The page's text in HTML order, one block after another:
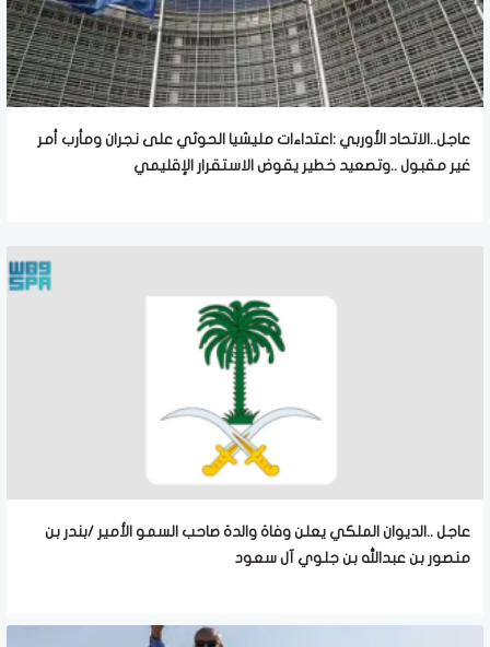
عاجل..الاتحاد الأوربي :اعتداءات مليشيا الحوثي على نجران ومأرب أمر
غير مقبول ..وتصعيد خطير يقوض الاستقرار الإقليمي
عاجل ..الديوان الملكي يعلن وفاة والدة صاحب السمو الأمير /بندر بن
منصور بن عبدالله بن جلوي آل سعود